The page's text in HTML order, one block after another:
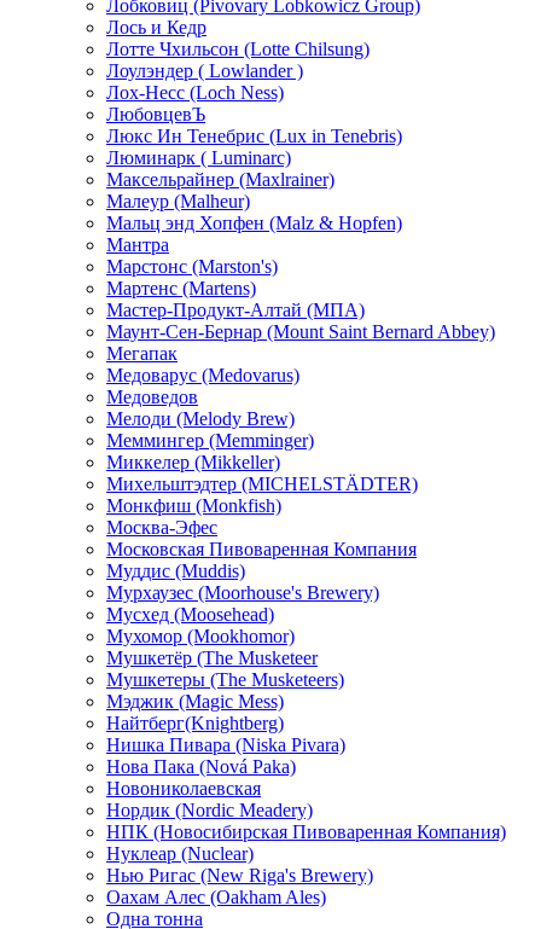
Лобковиц (Pivovary Lobkowicz Group)
Лось и Кедр
Лотте Чхильсон (Lotte Chilsung)
Лоулэндер ( Lowlander )
Лох-Несс (Loch Ness)
ЛюбовцевЪ
Люкс Ин Тенебрис (Lux in Tenebris)
Люминарк ( Luminarc)
Максельрайнер (Maxlrainer)
Малеур (Malheur)
Мальц энд Хопфен (Malz & Hopfen)
Мантра
Марстонс (Marston's)
Мартенс (Martens)
Мастер-Продукт-Алтай (МПА)
Маунт-Сен-Бернар (Mount Saint Bernard Abbey)
Мегапак
Медоварус (Medovarus)
Медоведов
Мелоди (Melody Brew)
Меммингер (Memminger)
Миккелер (Mikkeller)
Михельштэдтер (MICHELSTÄDTER)
Монкфиш (Monkfish)
Москва-Эфес
Московская Пивоваренная Компания
Муддис (Muddis)
Мурхаузес (Moorhouse's Brewery)
Мусхед (Moosehead)
Мухомор (Mookhomor)
Мушкетёр (The Musketeer
Мушкетеры (The Musketeers)
Мэджик (Magic Mess)
Найтберг(Knightberg)
Нишка Пивара (Niska Pivara)
Нова Пака (Nová Paka)
Новониколаевская
Нордик (Nordic Meadery)
НПК (Новосибирская Пивоваренная Компания)
Нуклеар (Nuclear)
Нью Ригас (New Riga's Brewery)
Оахам Алес (Oakham Ales)
Одна тонна